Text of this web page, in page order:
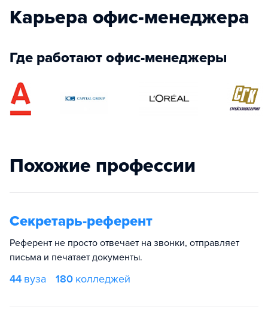
Карьера офис-менеджера
Где работают офис-менеджеры
Похожие профессии
Секретарь-референт
Референт не просто отвечает на звонки, отправляет
письма и печатает документы.
44 вуза 180 колледжей